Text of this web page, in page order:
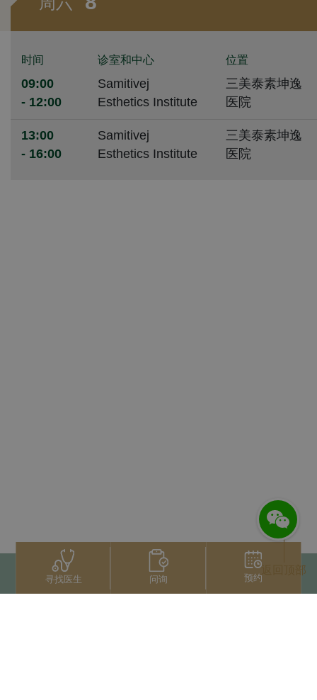
周六
时间 诊室和中心 位置
09:00
- 12:00
Samitivej
Esthetics Institute
三美泰素坤逸
医院
13:00
- 16:00
Samitivej
Esthetics Institute
三美泰素坤逸
医院
寻找医生 问询 预约
返回顶部